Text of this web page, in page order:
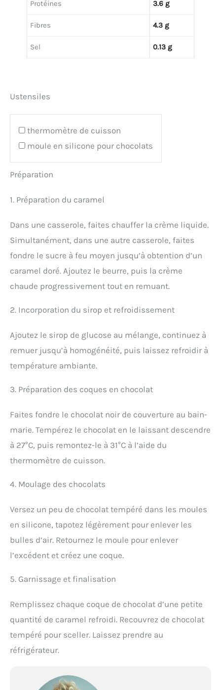
Protéines 3.6 g
Fibres 4.3 g
Sel 0.13 g
Ustensiles
thermomètre de cuisson
moule en silicone pour chocolats
Préparation
1. Préparation du caramel
Dans une casserole, faites chauffer la crème liquide.
Simultanément, dans une autre casserole, faites
fondre le sucre à feu moyen jusqu’à obtention d’un
caramel doré. Ajoutez le beurre, puis la crème
chaude progressivement tout en remuant.
2. Incorporation du sirop et refroidissement
Ajoutez le sirop de glucose au mélange, continuez à
remuer jusqu’à homogénéité, puis laissez refroidir à
température ambiante.
3. Préparation des coques en chocolat
Faites fondre le chocolat noir de couverture au bain-
marie. Tempérez le chocolat en le laissant descendre
à 27°C, puis remontez-le à 31°C à l’aide du
thermomètre de cuisson.
4. Moulage des chocolats
Versez un peu de chocolat tempéré dans les moules
en silicone, tapotez légèrement pour enlever les
bulles d’air. Retournez le moule pour enlever
l’excédent et créez une coque.
5. Garnissage et finalisation
Remplissez chaque coque de chocolat d’une petite
quantité de caramel refroidi. Recouvrez de chocolat
tempéré pour sceller. Laissez prendre au
réfrigérateur.